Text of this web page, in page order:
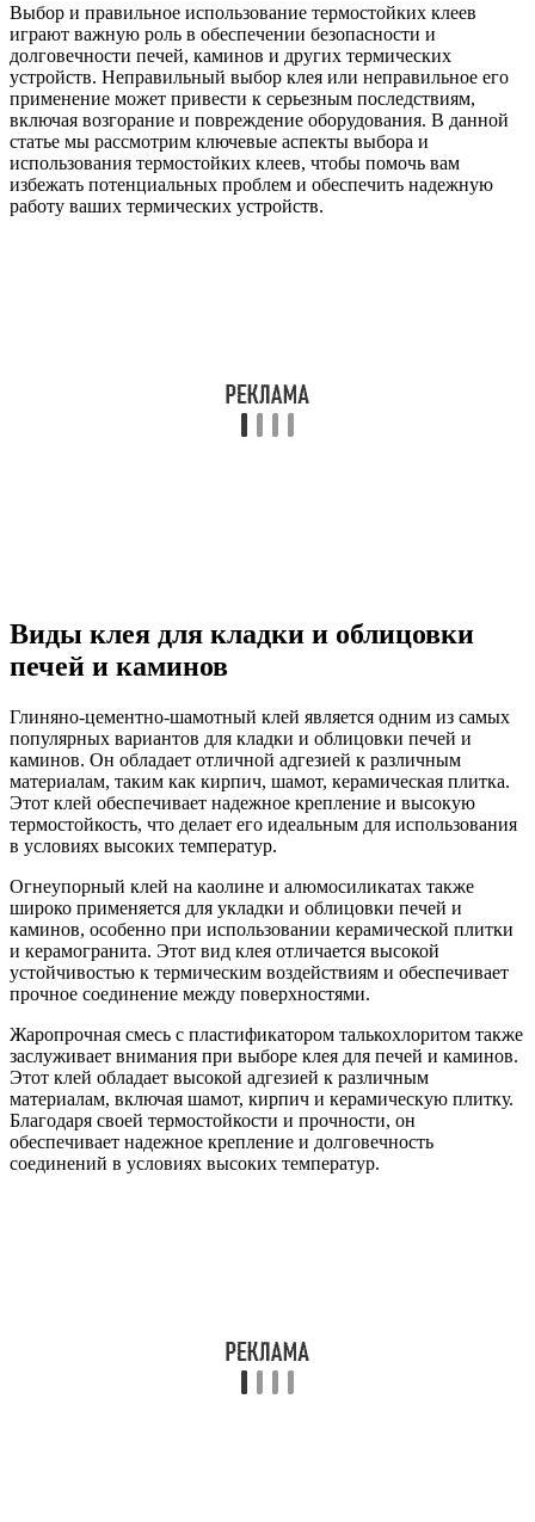
Выбор и правильное использование термостойких клеев
играют важную роль в обеспечении безопасности и
долговечности печей, каминов и других термических
устройств. Неправильный выбор клея или неправильное его
применение может привести к серьезным последствиям,
включая возгорание и повреждение оборудования. В данной
статье мы рассмотрим ключевые аспекты выбора и
использования термостойких клеев, чтобы помочь вам
избежать потенциальных проблем и обеспечить надежную
работу ваших термических устройств.
Виды клея для кладки и облицовки
печей и каминов
Глиняно-цементно-шамотный клей является одним из самых
популярных вариантов для кладки и облицовки печей и
каминов. Он обладает отличной адгезией к различным
материалам, таким как кирпич, шамот, керамическая плитка.
Этот клей обеспечивает надежное крепление и высокую
термостойкость, что делает его идеальным для использования
в условиях высоких температур.
Огнеупорный клей на каолине и алюмосиликатах также
широко применяется для укладки и облицовки печей и
каминов, особенно при использовании керамической плитки
и керамогранита. Этот вид клея отличается высокой
устойчивостью к термическим воздействиям и обеспечивает
прочное соединение между поверхностями.
Жаропрочная смесь с пластификатором талькохлоритом также
заслуживает внимания при выборе клея для печей и каминов.
Этот клей обладает высокой адгезией к различным
материалам, включая шамот, кирпич и керамическую плитку.
Благодаря своей термостойкости и прочности, он
обеспечивает надежное крепление и долговечность
соединений в условиях высоких температур.